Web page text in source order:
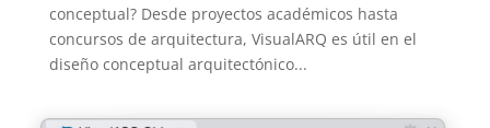
conceptual? Desde proyectos académicos hasta
concursos de arquitectura, VisualARQ es útil en el
diseño conceptual arquitectónico...